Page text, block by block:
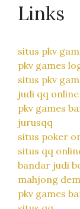
Links
situs pkv
pkv games
situs pkv
judi qq online
pkv games
jurusqq
situs poker
situs qq
bandar judi
mahjong
pkv games